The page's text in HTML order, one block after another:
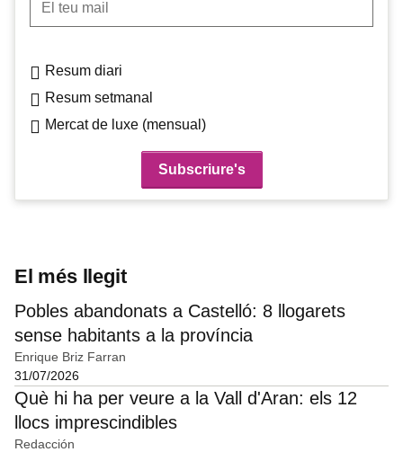
Resum diari
Resum setmanal
Mercat de luxe (mensual)
El més llegit
Pobles abandonats a Castelló: 8 llogarets
sense habitants a la província
Enrique Briz Farran
31/07/2026
Què hi ha per veure a la Vall d'Aran: els 12
llocs imprescindibles
Redacción